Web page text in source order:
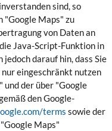
sind, so
"Google Maps" zu
von Daten an
Java-Script-Funktion in
darauf hin, dass Sie
eingeschränkt nutzen
und der über "Google
den Google-
terms sowie der
Maps"